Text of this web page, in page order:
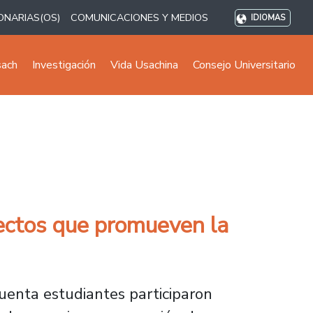
COMUNICACIONES Y MEDIOS IDIOMAS
Investigación Vida Usachina Consejo Universitario
que promueven la
estudiantes participaron